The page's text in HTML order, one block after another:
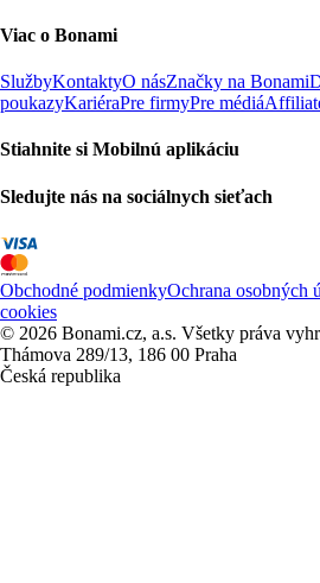
Viac o Bonami
SlužbyKontaktyO násZnačky na Bonami
poukazyKariéraPre firmyPre médiá
Stiahnite si Mobilnú aplikáciu
Sledujte nás na sociálnych sieťach
Obchodné podmienkyOchrana osobných
cookies
© 2026 Bonami.cz, a.s. Všetky práva
Thámova 289/13, 186 00 Praha
Česká republika